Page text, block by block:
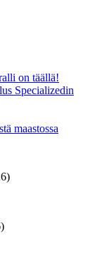
on täällä!
Specializedin
maastossa